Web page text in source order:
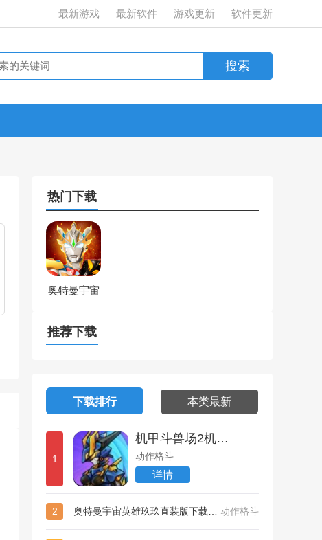
最新游戏 最新软件 游戏更新 软件更新
热门下载
奥特曼宇宙
装最新版
2025
推荐下载
下载排行 本类最新
1
机甲斗兽场2机械兽王版下载最新免广告版2024
动作格斗
详情
2 动作格斗